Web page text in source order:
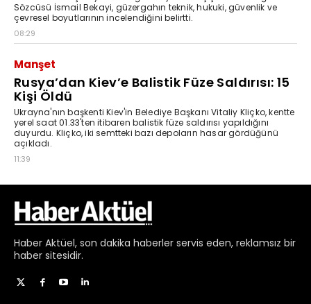
Haber Aktüel, son dakika haberler servis eden, reklamsız bir
haber sitesidir.